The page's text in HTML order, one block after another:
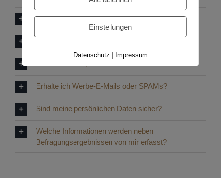
Wie registriere ich mich beim HorseFuturePanel?
Erhalte ich Werbe-E-Mails oder SPAMs?
Sind meine persönlichen Daten sicher?
Welche Informationen werden neben
Befragungsergebnissen von mir erfasst?
Einstellungen
Datenschutz | Impressum